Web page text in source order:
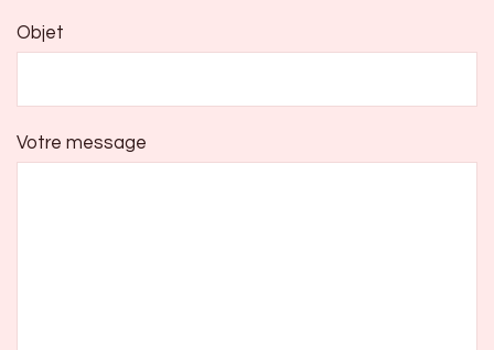
Objet
Votre message